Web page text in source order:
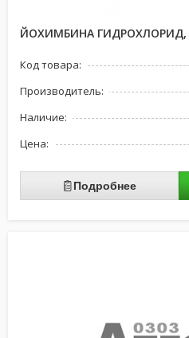
ЙОХИМБИНА ГИДРОХЛОРИД,
Код товара:
Производитель:
Наличие:
Цена:
Подробнее